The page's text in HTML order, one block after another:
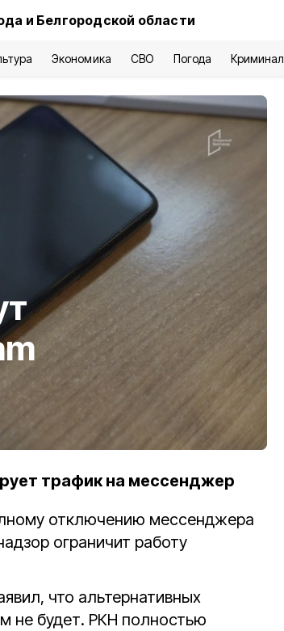
и Белгородской области
Экономика СВО Погода Криминал
трафик на мессенджер
отключению мессенджера
ограничит работу
что альтернативных
не будет. РКН полностью